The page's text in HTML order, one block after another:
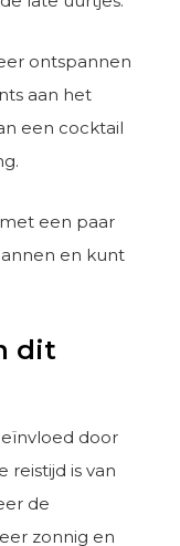
ontspannen
aan het
een cocktail
een paar
en kunt
dit
door
reistijd is van
de
zonnig en